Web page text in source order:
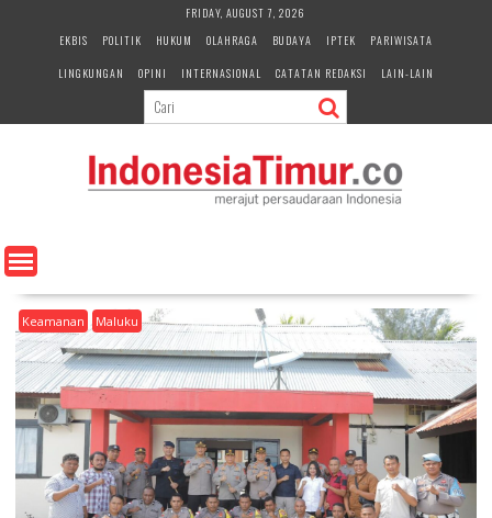
e
n
FRIDAY, AUGUST 7, 2026
EKBIS
POLITIK HUKUM OLAHRAGA BUDAYA IPTEK
PARIWISATA
LINGKUNGAN
OPINI INTERNASIONAL CATATAN REDAKSI LAIN-LAIN
Keamanan Maluku